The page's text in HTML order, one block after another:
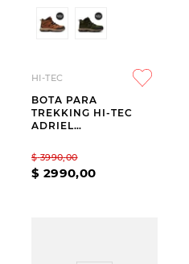
HI-TEC
BOTA PARA
TREKKING HI-TEC
ADRIEL
$ 3990,00
$ 2990,00